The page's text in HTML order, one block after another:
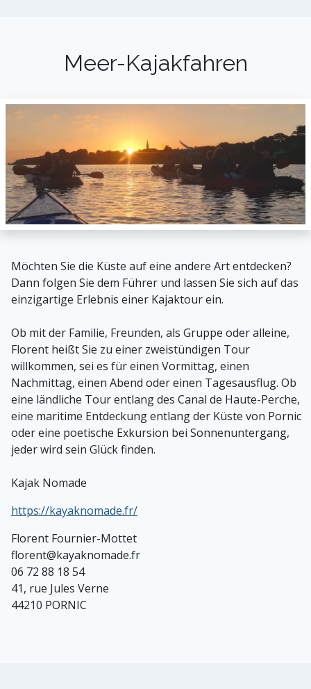
Meer-Kajakfahren
Möchten Sie die Küste auf eine andere Art entdecken?
Dann folgen Sie dem Führer und lassen Sie sich auf das
einzigartige Erlebnis einer Kajaktour ein.
Ob mit der Familie, Freunden, als Gruppe oder alleine,
Florent heißt Sie zu einer zweistündigen Tour
willkommen, sei es für einen Vormittag, einen
Nachmittag, einen Abend oder einen Tagesausflug. Ob
eine ländliche Tour entlang des Canal de Haute-Perche,
eine maritime Entdeckung entlang der Küste von Pornic
oder eine poetische Exkursion bei Sonnenuntergang,
jeder wird sein Glück finden.
Kajak Nomade
https://kayaknomade.fr/
Florent Fournier-Mottet
florent@kayaknomade.fr
06 72 88 18 54
41, rue Jules Verne
44210 PORNIC